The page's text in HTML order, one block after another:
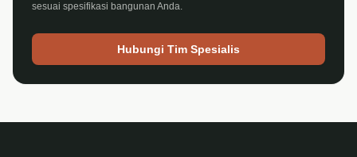
sesuai spesifikasi bangunan Anda.
Hubungi Tim Spesialis